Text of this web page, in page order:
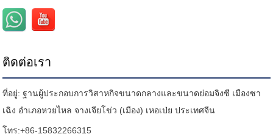
ติดต่อเรา
ที่อยู่: ฐานผู้ประกอบการวิสาหกิจขนาดกลางและขนาดย่อมจิงซี เมืองซา
เฉิง อำเภอหวยไหล จางเจียโข่ว (เมือง) เหอเป่ย ประเทศจีน
โทร:+86-15832266315